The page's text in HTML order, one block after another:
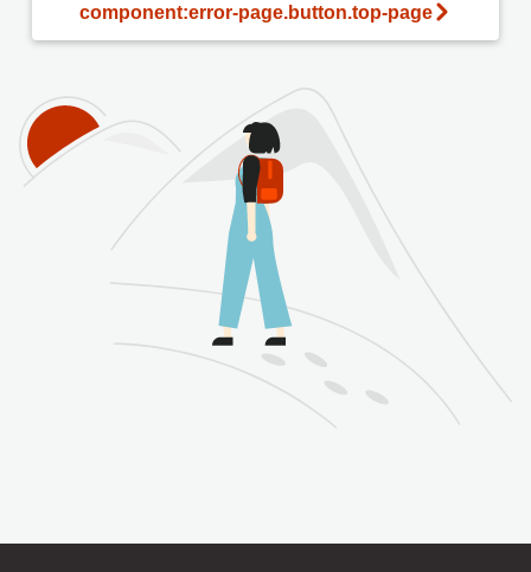
component:error-page.button.top-page